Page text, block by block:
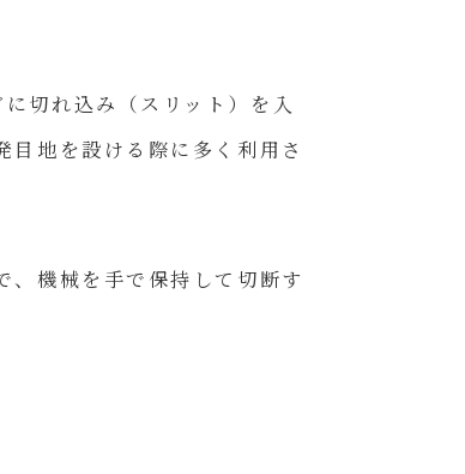
切れ込み（スリット）を入
地を設ける際に多く利用さ
、機械を手で保持して切断す